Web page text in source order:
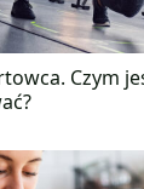
Czym